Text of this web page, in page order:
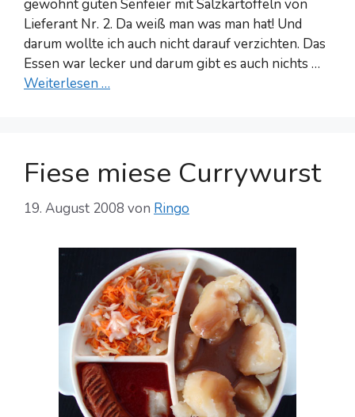
gewohnt guten Senfeier mit Salzkartoffeln von
Lieferant Nr. 2. Da weiß man was man hat! Und
darum wollte ich auch nicht darauf verzichten. Das
Essen war lecker und darum gibt es auch nichts …
Weiterlesen …
Fiese miese Currywurst
19. August 2008 von Ringo